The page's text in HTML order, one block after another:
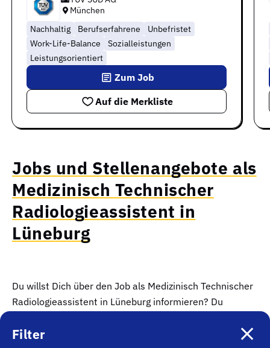
Filter
München
Nachhaltig
Berufserfahrene
Unbefristet
Work-Life-Balance
Sozialleistungen
Leistungsorientiert
Auf die Merkliste
Zum Job
Jobs und Stellenangebote als
Medizinisch Technischer
Radiologieassistent in
Lüneburg
Du willst Dich über den Job als Medizinisch Technischer
Radiologieassistent in Lüneburg informieren? Du
Deine Chancen auf eine erfolgreiche Bewerbung in